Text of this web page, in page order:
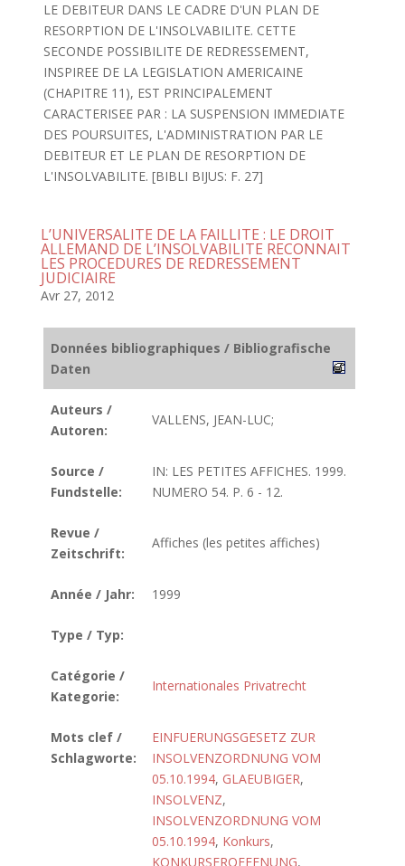
LE DEBITEUR DANS LE CADRE D'UN PLAN DE
RESORPTION DE L'INSOLVABILITE. CETTE
SECONDE POSSIBILITE DE REDRESSEMENT,
INSPIREE DE LA LEGISLATION AMERICAINE
(CHAPITRE 11), EST PRINCIPALEMENT
CARACTERISEE PAR : LA SUSPENSION IMMEDIATE
DES POURSUITES, L'ADMINISTRATION PAR LE
DEBITEUR ET LE PLAN DE RESORPTION DE
L'INSOLVABILITE. [BIBLI BIJUS: F. 27]
L’UNIVERSALITE DE LA FAILLITE : LE DROIT
ALLEMAND DE L’INSOLVABILITE RECONNAIT
LES PROCEDURES DE REDRESSEMENT
JUDICIAIRE
Avr 27, 2012
Données bibliographiques / Bibliografische
Daten
Auteurs /
Autoren:
VALLENS, JEAN-LUC;
Source /
Fundstelle:
IN: LES PETITES AFFICHES. 1999.
NUMERO 54. P. 6 - 12.
Revue /
Zeitschrift:
Affiches (les petites affiches)
Année / Jahr: 1999
Type / Typ:
Catégorie /
Kategorie:
Internationales Privatrecht
Mots clef /
Schlagworte:
EINFUERUNGSGESETZ ZUR
INSOLVENZORDNUNG VOM
05.10.1994, GLAEUBIGER,
INSOLVENZ,
INSOLVENZORDNUNG VOM
05.10.1994, Konkurs,
KONKURSEROEFFNUNG,